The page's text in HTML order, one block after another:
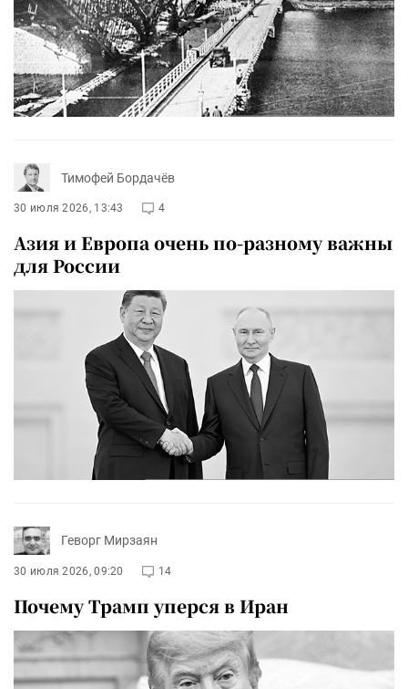
Тимофей Бордачёв
30 июля 2026, 13:43 4
Азия и Европа очень по-разному важны
для России
Геворг Мирзаян
30 июля 2026, 09:20 14
Почему Трамп уперся в Иран